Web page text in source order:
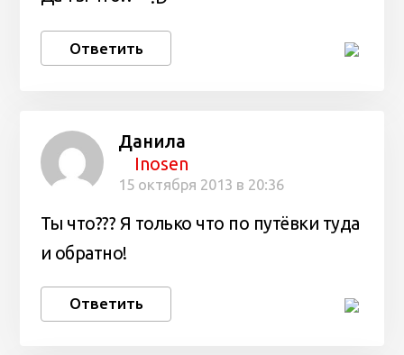
Ответить
Данила
Inosen
15 октября 2013 в 20:36
Ты что??? Я только что по путёвки туда
и обратно!
Ответить